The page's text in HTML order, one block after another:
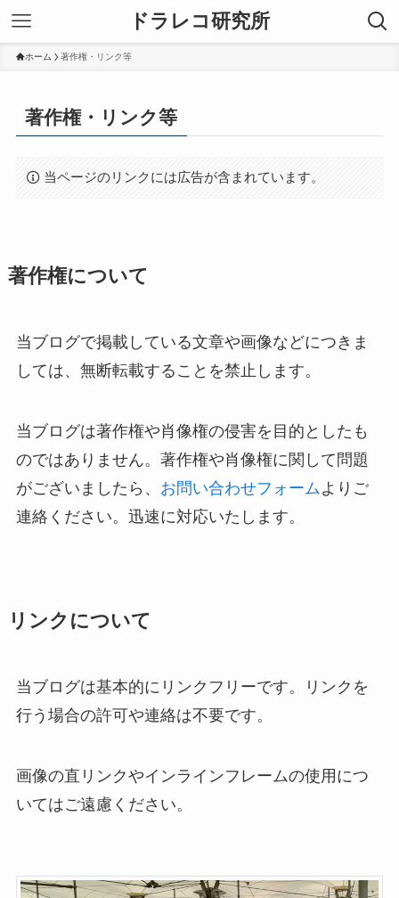
ドラレコ研究所
ホーム 著作権・リンク等
著作権・リンク等
当ページのリンクには広告が含まれています。
著作権について
当ブログで掲載している文章や画像などにつきま
しては、無断転載することを禁止します。
当ブログは著作権や肖像権の侵害を目的としたも
のではありません。著作権や肖像権に関して問題
がございましたら、 お問い合わせフォーム よりご
連絡ください。迅速に対応いたします。
リンクについて
当ブログは基本的にリンクフリーです。リンクを
行う場合の許可や連絡は不要です。
画像の直リンクやインラインフレームの使用につ
いてはご遠慮ください。